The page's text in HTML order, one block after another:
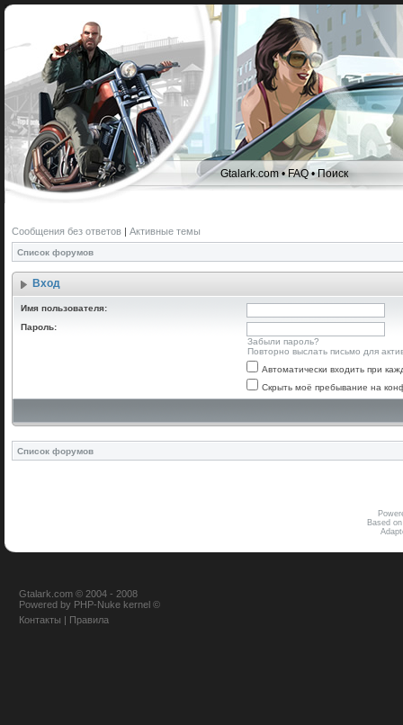
Gtalark.com •FAQ•Поиск
Сообщения без ответов | Активные темы
Список форумов
Вход
Имя пользователя:
Пароль:
Забыли пароль?
Повторно выслать письмо для
Автоматически входить при
Скрыть моё пребывание на
Список форумов
Based
Gtalark.com © 2004 - 2008
Powered by PHP-Nuke kernel ©
Контакты | Правила